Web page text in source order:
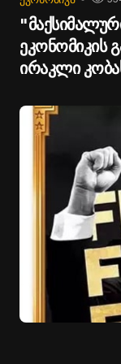
ეკონომიკის
ირაკლი